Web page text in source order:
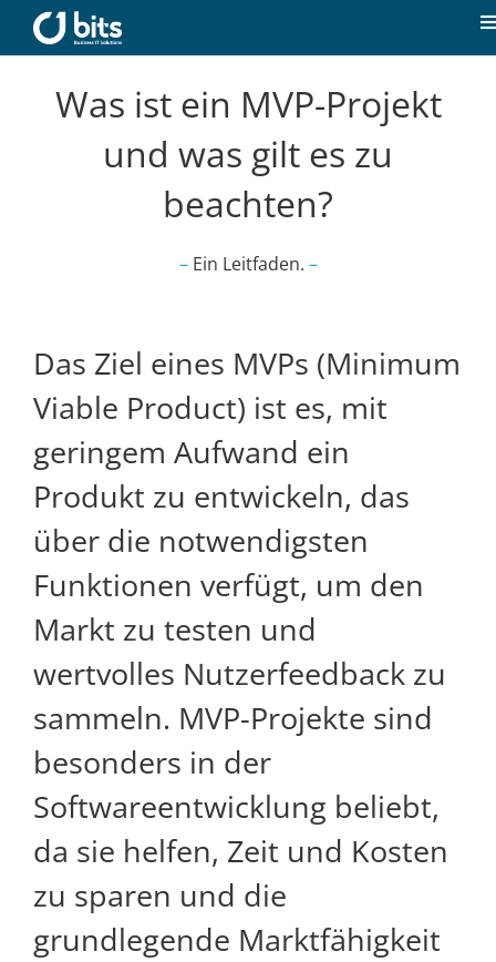
Inhalt
springen
Über uns
Kontakt
Was ist ein MVP-Projekt
und was gilt es zu
beachten?
–Ein Leitfaden. –
Das Ziel eines MVPs (Minimum
Viable Product) ist es, mit
geringem Aufwand ein
Produkt zu entwickeln, das
über die notwendigsten
Funktionen verfügt, um den
Markt zu testen und
wertvolles Nutzerfeedback zu
sammeln. MVP-Projekte sind
besonders in der
Softwareentwicklung beliebt,
da sie helfen, Zeit und Kosten
zu sparen und die
grundlegende Marktfähigkeit